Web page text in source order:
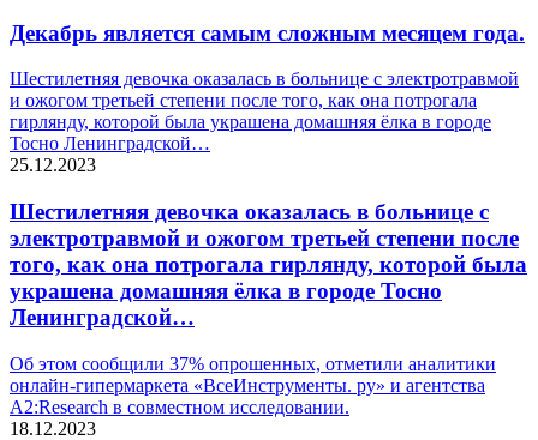
Декабрь является самым сложным месяцем года.
Шестилетняя девочка оказалась в больнице с электротравмой
и ожогом третьей степени после того, как она потрогала
гирлянду, которой была украшена домашняя ёлка в городе
Тосно Ленинградской…
25.12.2023
Шестилетняя девочка оказалась в больнице с
электротравмой и ожогом третьей степени после
того, как она потрогала гирлянду, которой была
украшена домашняя ёлка в городе Тосно
Ленинградской…
Об этом сообщили 37% опрошенных, отметили аналитики
онлайн-гипермаркета «ВсеИнструменты. ру» и агентства
A2:Research в совместном исследовании.
18.12.2023